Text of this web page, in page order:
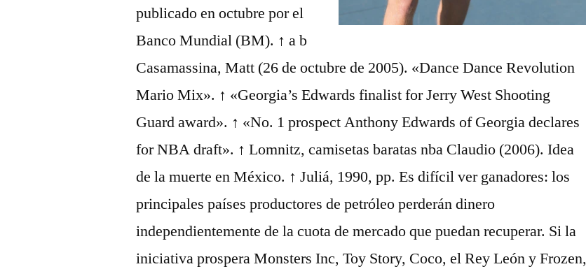
publicado en octubre por el
Banco Mundial (BM). ↑ a b
Casamassina, Matt (26 de octubre de 2005). «Dance Dance Revolution
Mario Mix». ↑ «Georgia’s Edwards finalist for Jerry West Shooting
Guard award». ↑ «No. 1 prospect Anthony Edwards of Georgia declares
for NBA draft». ↑ Lomnitz, camisetas baratas nba Claudio (2006). Idea
de la muerte en México. ↑ Juliá, 1990, pp. Es difícil ver ganadores: los
principales países productores de petróleo perderán dinero
independientemente de la cuota de mercado que puedan recuperar. Si la
iniciativa prospera Monsters Inc, Toy Story, Coco, el Rey León y Frozen,